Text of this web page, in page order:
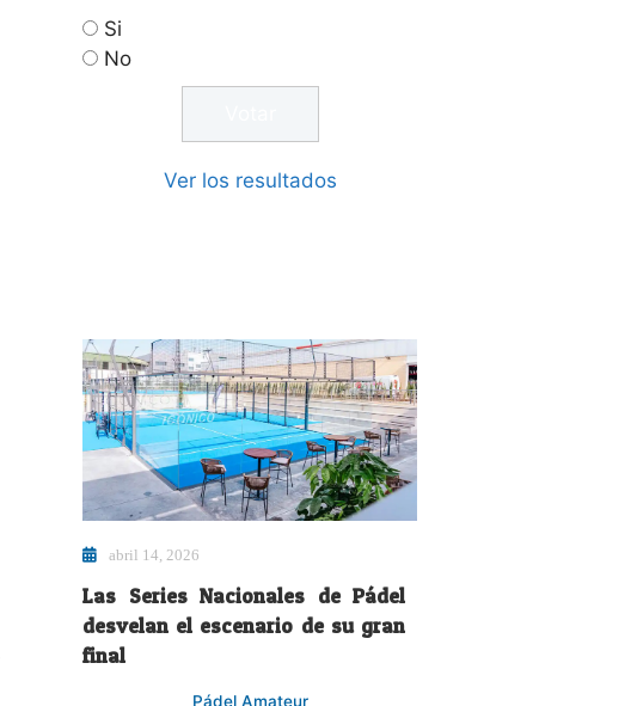
Si
No
Ver los resultados
abril 14, 2026
Las Series Nacionales de Pádel
desvelan el escenario de su gran
final
Pádel Amateur